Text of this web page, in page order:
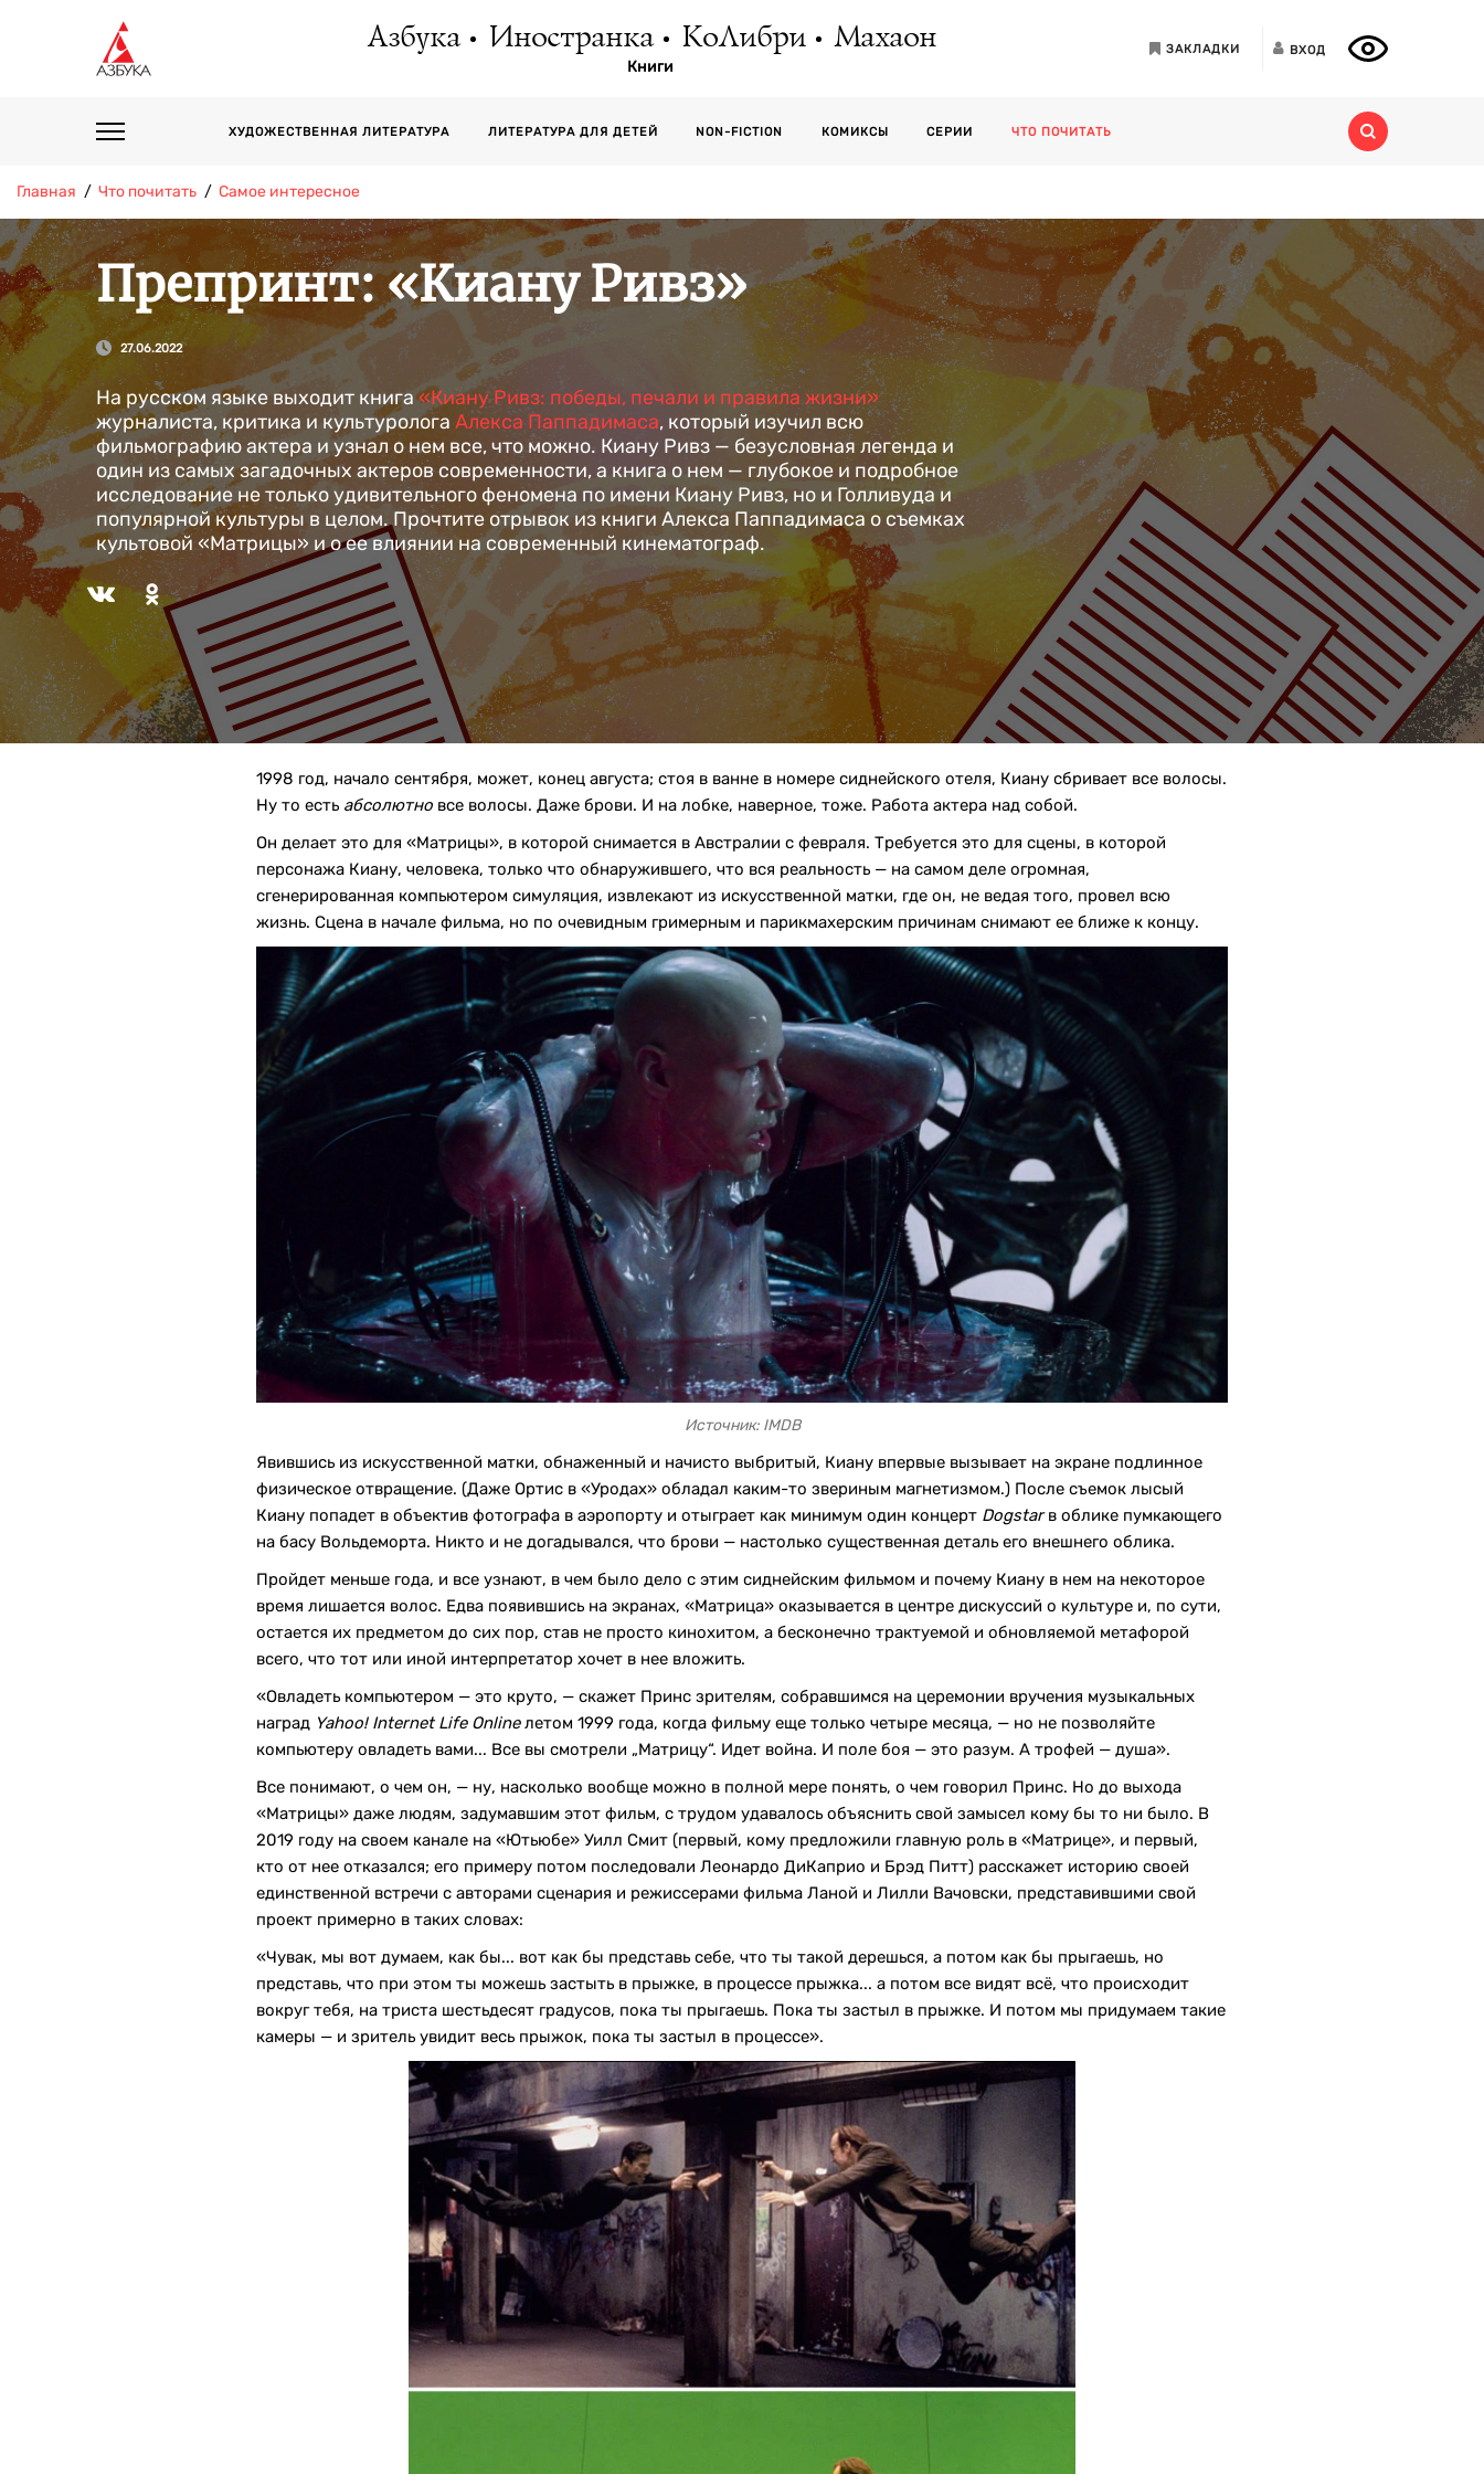
Азбука Иностранка КоЛибри Махаон
Книги
ЗАКЛАДКИ ВХОД
ХУДОЖЕСТВЕННАЯ ЛИТЕРАТУРА ЛИТЕРАТУРА ДЛЯ ДЕТЕЙ NON-FICTION КОМИКСЫ СЕРИИ ЧТО ПОЧИТАТЬ
Главная Что почитать Самое интересное
Препринт: «Киану Ривз»
27.06.2022
На русском языке выходит книга«Киану Ривз: победы, печали и правила жизни»
журналиста, критика и культурологаАлекса Паппадимаса, который изучил всю
фильмографию актера и узнал о нем все, что можно. Киану Ривз — безусловная легенда и
один из самых загадочных актеров современности, а книга о нем — глубокое и подробное
исследование не только удивительного феномена по имени Киану Ривз, но и Голливуда и
популярной культуры в целом. Прочтите отрывок из книги Алекса Паппадимаса о съемках
культовой «Матрицы» и о ее влиянии на современный кинематограф.
1998 год, начало сентября, может, конец августа; стоя в ванне в номере сиднейского отеля, Киану сбривает все волосы.
Ну то есть абсолютно все волосы. Даже брови. И на лобке, наверное, тоже. Работа актера над собой.
Он делает это для «Матрицы», в которой снимается в Австралии с февраля. Требуется это для сцены, в которой
персонажа Киану, человека, только что обнаружившего, что вся реальность — на самом деле огромная,
сгенерированная компьютером симуляция, извлекают из искусственной матки, где он, не ведая того, провел всю
жизнь. Сцена в начале фильма, но по очевидным гримерным и парикмахерским причинам снимают ее ближе к концу.
Источник: IMDB
Явившись из искусственной матки, обнаженный и начисто выбритый, Киану впервые вызывает на экране подлинное
физическое отвращение. (Даже Ортис в «Уродах» обладал каким-то звериным магнетизмом.) После съемок лысый
Киану попадет в объектив фотографа в аэропорту и отыграет как минимум один концерт Dogstarв облике пумкающего
на басу Вольдеморта. Никто и не догадывался, что брови — настолько существенная деталь его внешнего облика.
Пройдет меньше года, и все узнают, в чем было дело с этим сиднейским фильмом и почему Киану в нем на некоторое
время лишается волос. Едва появившись на экранах, «Матрица» оказывается в центре дискуссий о культуре и, по сути,
остается их предметом до сих пор, став не просто кинохитом, а бесконечно трактуемой и обновляемой метафорой
всего, что тот или иной интерпретатор хочет в нее вложить.
«Овладеть компьютером — это круто, — скажет Принс зрителям, собравшимся на церемонии вручения музыкальных
наград Yahoo! Internet Life Onlineлетом 1999 года, когда фильму еще только четыре месяца, — но не позволяйте
компьютеру овладеть вами... Все вы смотрели „Матрицу“. Идет война. И поле боя — это разум. А трофей — душа».
Все понимают, о чем он, — ну, насколько вообще можно в полной мере понять, о чем говорил Принс. Но до выхода
«Матрицы» даже людям, задумавшим этот фильм, с трудом удавалось объяснить свой замысел кому бы то ни было. В
2019 году на своем канале на «Ютьюбе» Уилл Смит (первый, кому предложили главную роль в «Матрице», и первый,
кто от нее отказался; его примеру потом последовали Леонардо ДиКаприо и Брэд Питт) расскажет историю своей
единственной встречи с авторами сценария и режиссерами фильма Ланой и Лилли Вачовски, представившими свой
проект примерно в таких словах:
«Чувак, мы вот думаем, как бы... вот как бы представь себе, что ты такой дерешься, а потом как бы прыгаешь, но
представь, что при этом ты можешь застыть в прыжке, в процессе прыжка... а потом все видят всё, что происходит
вокруг тебя, на триста шестьдесят градусов, пока ты прыгаешь. Пока ты застыл в прыжке. И потом мы придумаем такие
камеры — и зритель увидит весь прыжок, пока ты застыл в процессе».